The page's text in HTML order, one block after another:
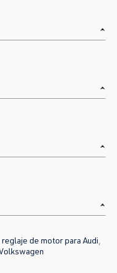
reglaje de motor para Audi